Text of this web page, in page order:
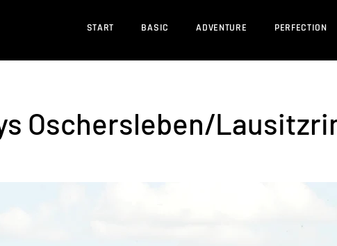
START BASIC ADVENTURE PERFECTION
Oschersleben/